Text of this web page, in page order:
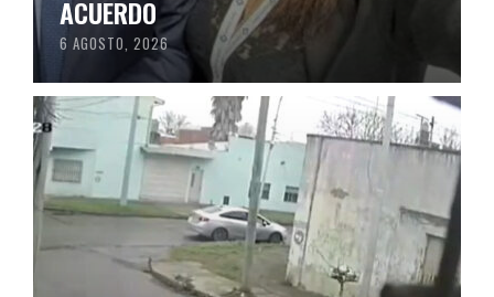
ACUERDO
6 AGOSTO, 2026